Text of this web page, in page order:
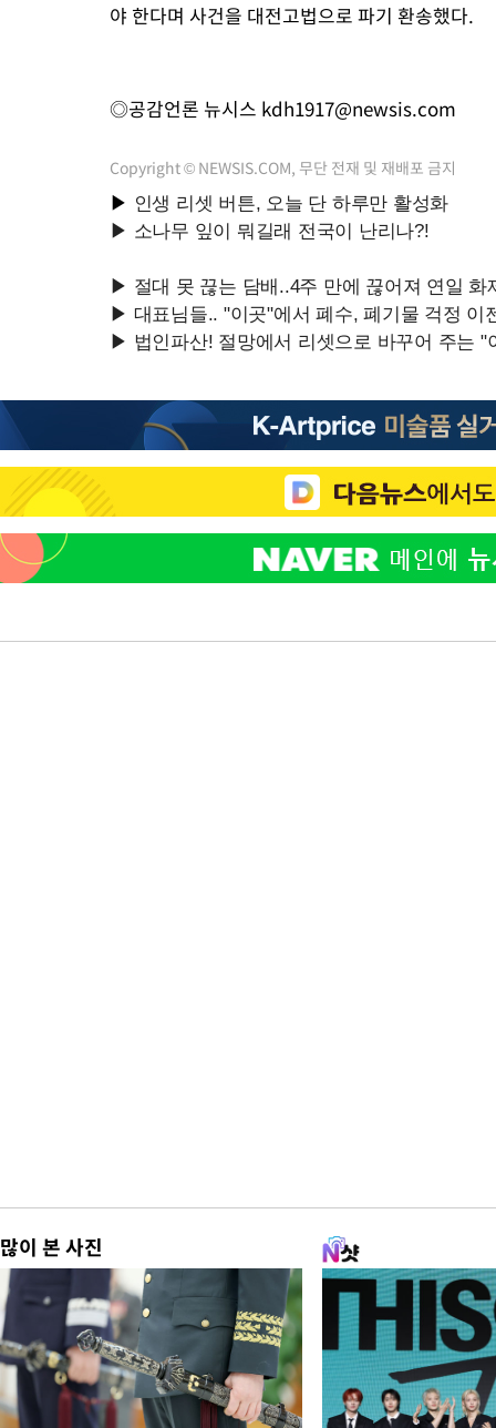
야 한다며 사건을 대전고법으로 파기 환송했다.
◎공감언론 뉴시스 kdh1917@newsis.com
Copyright © NEWSIS.COM, 무단 전재 및 재배포 금지
많이 본 사진